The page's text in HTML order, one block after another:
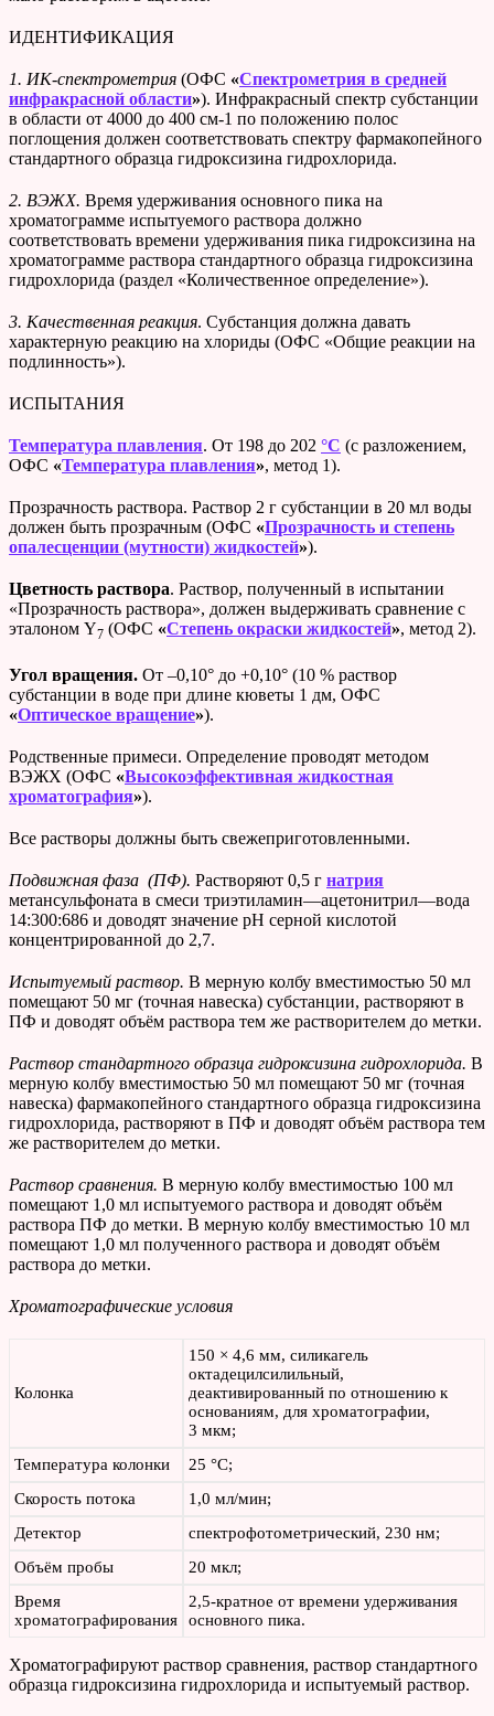
ИДЕНТИФИКАЦИЯ
1. ИК-спектрометрия (ОФС «Спектрометрия в средней
инфракрасной области»). Инфракрасный спектр субстанции
в области от 4000 до 400 см-1 по положению полос
поглощения должен соответствовать спектру фармакопейного
стандартного образца гидроксизина гидрохлорида.
2. ВЭЖХ. Время удерживания основного пика на
хроматограмме испытуемого раствора должно
соответствовать времени удерживания пика гидроксизина на
хроматограмме раствора стандартного образца гидроксизина
гидрохлорида (раздел «Количественное определение»).
3. Качественная реакция. Субстанция должна давать
характерную реакцию на хлориды (ОФС «Общие реакции на
подлинность»).
ИСПЫТАНИЯ
Температура плавления. От 198 до 202 °C (с разложением,
ОФС «Температура плавления», метод 1).
Прозрачность раствора. Раствор 2 г субстанции в 20 мл воды
должен быть прозрачным (ОФС «Прозрачность и степень
опалесценции (мутности) жидкостей»).
Цветность раствора. Раствор, полученный в испытании
«Прозрачность раствора», должен выдерживать сравнение с
эталоном Y7 (ОФС «Степень окраски жидкостей», метод 2).
Угол вращения. От –0,10° до +0,10° (10 % раствор
субстанции в воде при длине кюветы 1 дм, ОФС
«Оптическое вращение»).
Родственные примеси. Определение проводят методом
ВЭЖХ (ОФС «Высокоэффективная жидкостная
хроматография»).
Все растворы должны быть свежеприготовленными.
Подвижная фаза (ПФ). Растворяют 0,5 г натрия
метансульфоната в смеси триэтиламин—ацетонитрил—вода
14:300:686 и доводят значение рН серной кислотой
концентрированной до 2,7.
Испытуемый раствор. В мерную колбу вместимостью 50 мл
помещают 50 мг (точная навеска) субстанции, растворяют в
ПФ и доводят объём раствора тем же растворителем до метки.
Раствор стандартного образца гидроксизина гидрохлорида. В
мерную колбу вместимостью 50 мл помещают 50 мг (точная
навеска) фармакопейного стандартного образца гидроксизина
гидрохлорида, растворяют в ПФ и доводят объём раствора тем
же растворителем до метки.
Раствор сравнения. В мерную колбу вместимостью 100 мл
помещают 1,0 мл испытуемого раствора и доводят объём
раствора ПФ до метки. В мерную колбу вместимостью 10 мл
помещают 1,0 мл полученного раствора и доводят объём
раствора до метки.
Хроматографические условия
Колонка
150 × 4,6 мм, силикагель
октадецилсилильный,
деактивированный по отношению к
основаниям, для хроматографии,
3 мкм;
Температура колонки
25 °С;
Скорость потока
1,0 мл/мин;
Детектор
спектрофотометрический, 230 нм;
Объём пробы
20 мкл;
Время
хроматографирования
2,5-кратное от времени удерживания
основного пика.
Хроматографируют раствор сравнения, раствор стандартного
образца гидроксизина гидрохлорида и испытуемый раствор.